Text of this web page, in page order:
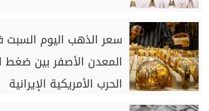
سعر الذهب اليوم
المعدن الأصفر بين ضغط
الحرب الأمريكية الإيرانية